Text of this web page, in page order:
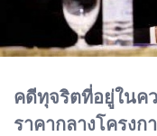
คดีทุจริตที่อยู่ในค
ราคากลางโครง